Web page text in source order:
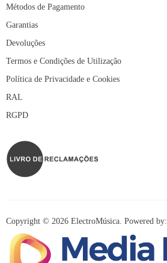
Métodos de Pagamento
Garantias
Devoluções
Termos e Condições de Utilização
Política de Privacidade e Cookies
RAL
RGPD
Copyright © 2026 ElectroMúsica. Powered by: